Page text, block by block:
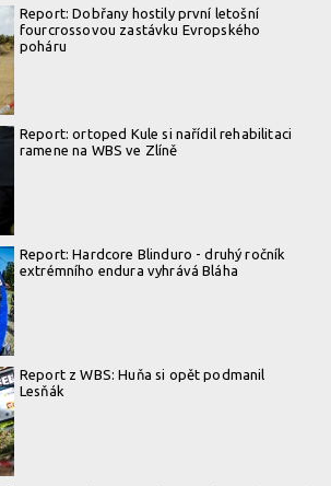
Report: Dobřany hostily první letošní
fourcrossovou zastávku Evropského
poháru
Report: ortoped Kule si nařídil rehabilitaci
ramene na WBS ve Zlíně
Report: Hardcore Blinduro - druhý ročník
extrémního endura vyhrává Bláha
Report z WBS: Huňa si opět podmanil
Lesňák